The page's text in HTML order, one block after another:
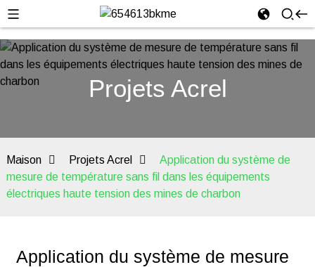
Projets Acrel
Maison Projets Acrel
Application du système de
mesure de température sans fil dans les équipements
électriques haute tension des mines de charbon
Application du système de mesure